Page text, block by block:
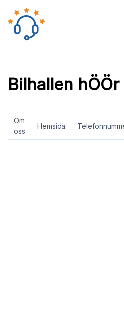
Bilhallen hÖÖr
Om
oss
Hemsida